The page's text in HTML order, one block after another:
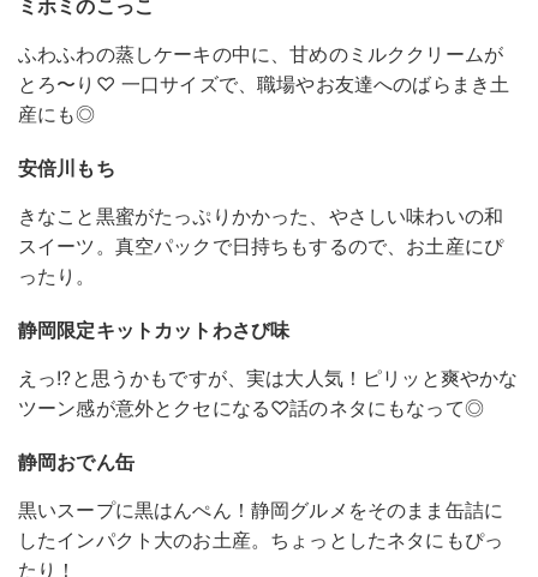
ミホミのこっこ
ふわふわの蒸しケーキの中に、甘めのミルククリームが
とろ〜り♡ 一口サイズで、職場やお友達へのばらまき土
産にも◎
安倍川もち
きなこと黒蜜がたっぷりかかった、やさしい味わいの和
スイーツ。真空パックで日持ちもするので、お土産にぴ
ったり。
静岡限定キットカットわさび味
えっ!?と思うかもですが、実は大人気！ピリッと爽やかな
ツーン感が意外とクセになる♡話のネタにもなって◎
静岡おでん缶
黒いスープに黒はんぺん！静岡グルメをそのまま缶詰に
したインパクト大のお土産。ちょっとしたネタにもぴっ
たり！